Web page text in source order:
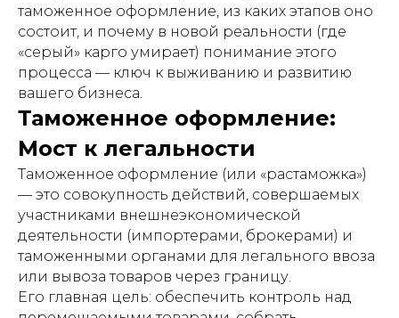
таможенное оформление, из каких этапов оно
состоит, и почему в новой реальности (где
«серый» карго умирает) понимание этого
процесса — ключ к выживанию и развитию
вашего бизнеса.
Таможенное оформление:
Мост к легальности
Таможенное оформление (или «растаможка»)
— это совокупность действий, совершаемых
участниками внешнеэкономической
деятельности (импортерами, брокерами) и
таможенными органами для легального ввоза
или вывоза товаров через границу.
Его главная цель: обеспечить контроль над